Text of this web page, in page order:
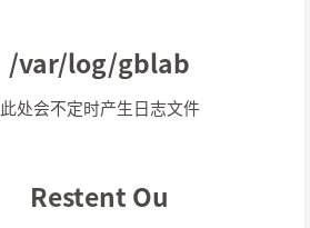
/var/log/gblab
此处会不定时产生日志文件
Restent Ou